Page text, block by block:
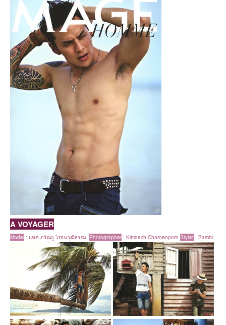
A VOYAGER
Model : แทค-ภรัณยู โรจนวุฒิธรรม Photographer : Kittidech Charoenporn Stylist : Bambi